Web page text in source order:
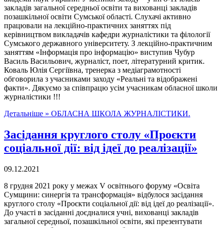
закладів загальної середньої освіти та вихованці закладів
позашкільної освіти Сумської області. Слухачі активно
працювали на лекційно-практичних заняттях під
керівництвом викладачів кафедри журналістики та філології
Сумського державного університету. З лекційно-практичним
заняттям «Інформація про інформацію» виступив Чубур
Василь Васильович, журналіст, поет, літературний критик.
Коваль Юлія Сергіївна, тренерка з медіаграмотності
обговорила з учасниками заходу «Реальні та відображені
факти». Дякуємо за співпрацю усім учасникам обласної школи
журналістики !!!
Детальніше » ОБЛАСНА ШКОЛА ЖУРНАЛІСТИКИ.
Засідання круглого столу «Проєкти
соціальної дії: від ідеї до реалізації»
09.12.2021
8 грудня 2021 року у межах V освітнього форуму «Освіта
Сумщини: синергія та трансформація» відбулося засідання
круглого столу «Проєкти соціальної дії: від ідеї до реалізації».
До участі в засіданні доєдналися учні, вихованці закладів
загальної середньої, позашкільної освіти, які презентувати